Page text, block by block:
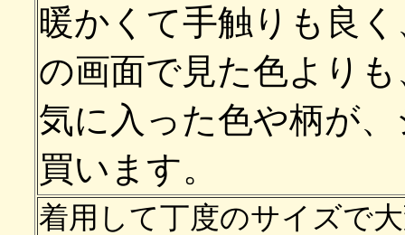
暖かくて手触りも良
の画面で見た色より
気に入った色や柄が
買います。
着用して丁度のサイズで